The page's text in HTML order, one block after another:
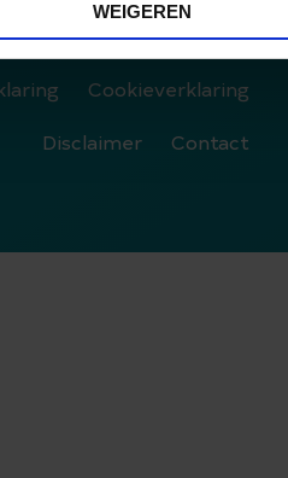
WEIGEREN
Cookieverklaring
Disclaimer
Contact